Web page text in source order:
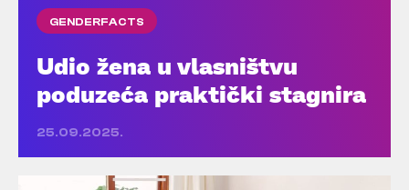
GENDERFACTS
Udio žena u vlasništvu
poduzeća praktički stagnira
25.09.2025.